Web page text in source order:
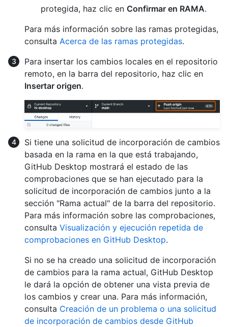
protegida, haz clic en Confirmar en RAMA.
Para más información sobre las ramas protegidas,
consulta Acerca de las ramas protegidas.
Para insertar los cambios locales en el repositorio
remoto, en la barra del repositorio, haz clic en
Insertar origen.
Si tiene una solicitud de incorporación de cambios
basada en la rama en la que está trabajando,
GitHub Desktop mostrará el estado de las
comprobaciones que se han ejecutado para la
solicitud de incorporación de cambios junto a la
sección "Rama actual" de la barra del repositorio.
Para más información sobre las comprobaciones,
consulta Visualización y ejecución repetida de
comprobaciones en GitHub Desktop.
Si no se ha creado una solicitud de incorporación
de cambios para la rama actual, GitHub Desktop
le dará la opción de obtener una vista previa de
los cambios y crear una. Para más información,
consulta Creación de un problema o una solicitud
de incorporación de cambios desde GitHub